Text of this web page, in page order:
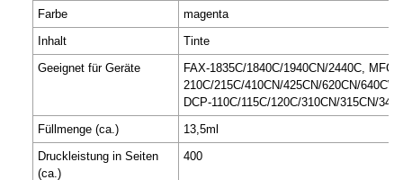
Farbe
magenta
Inhalt
Tinte
Geeignet für Geräte
FAX-1835C/1840C/1940CN/2440C, MFC-
210C/215C/410CN/425CN/620CN/
DCP-110C/115C/120C/310CN/315CN/
Füllmenge (ca.)
13,5ml
Druckleistung in Seiten
(ca.)
400